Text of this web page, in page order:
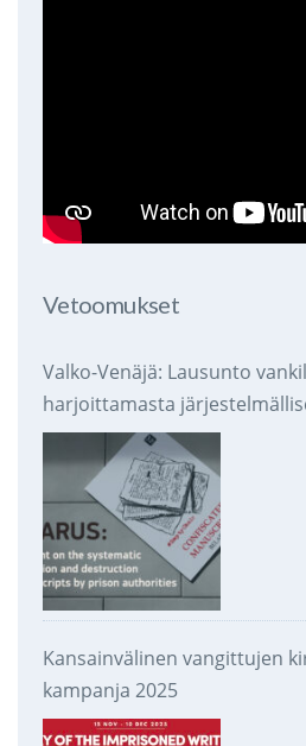
Vetoomukset
Valko-Venäjä: Lausunto
harjoittamasta
takavarikoinnista ja
Kansainvälinen vangittujen
kampanja 2025